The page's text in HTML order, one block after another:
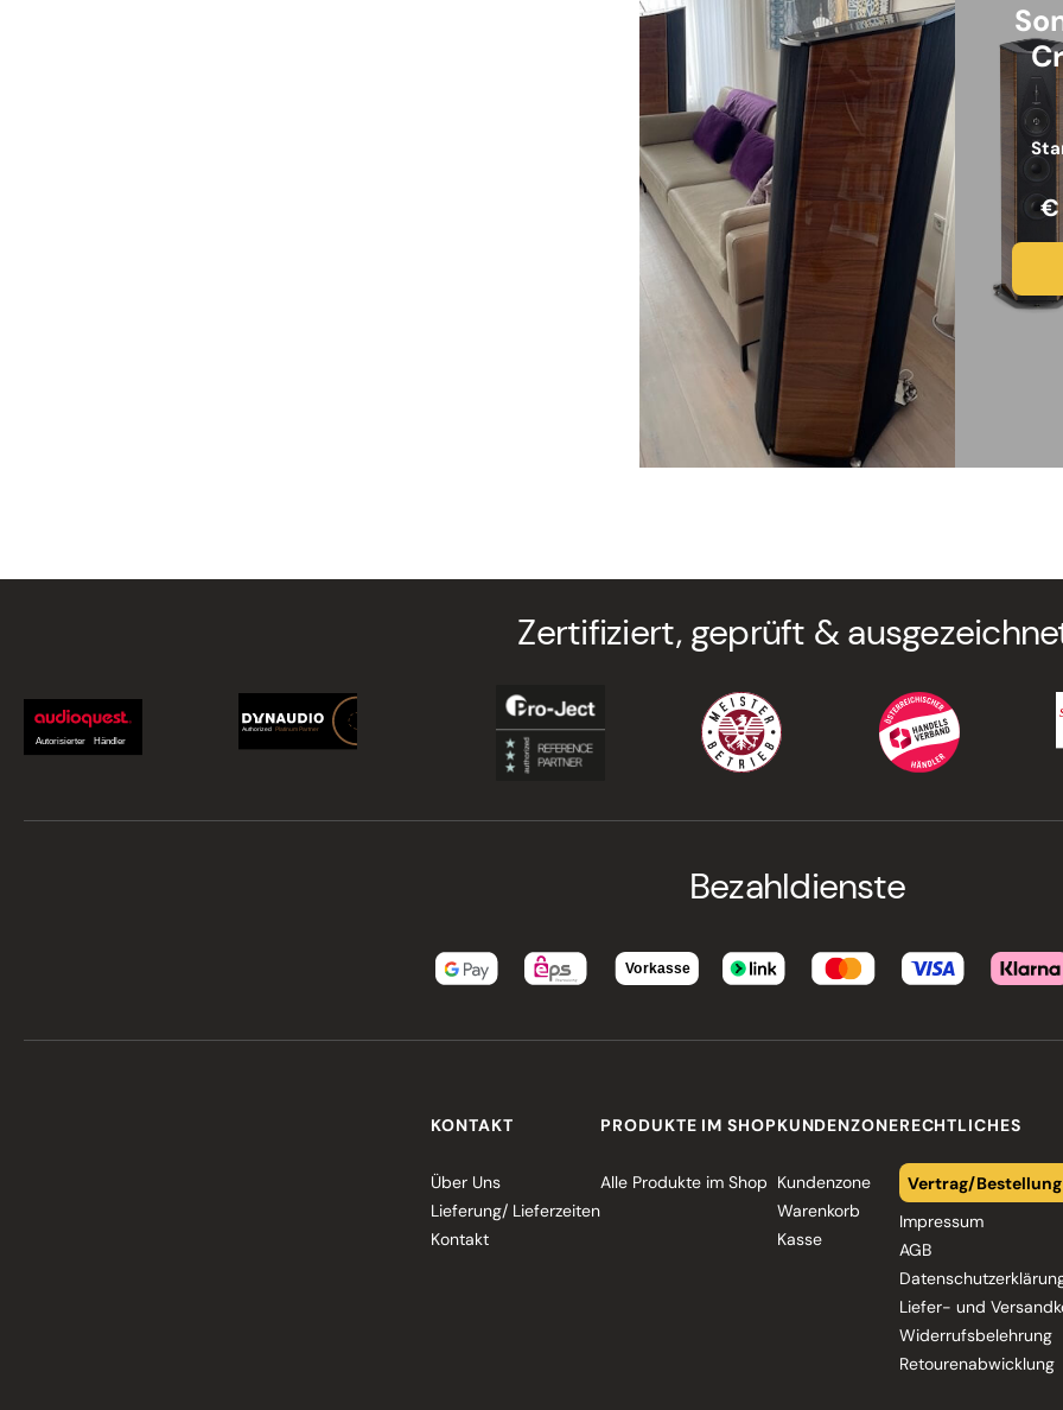
€
Zertifiziert, geprüft &
Bezahldienste
KONTAKT
Über Uns
Lieferung/ Lieferzeiten
Kontakt
PRODUKTE IM SHOP
Alle Produkte im Shop
KUNDENZONE
Kundenzone
Warenkorb
Kasse
RECHTLICHES
Vertrag/
Impressum
AGB
Liefer- und
Widerrufsbelehrung
Retourenabwicklung